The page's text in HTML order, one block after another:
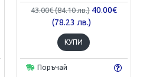
43.00€ (84.10 лв.) 40.00€
(78.23 лв.)
КУПИ
Поръчай